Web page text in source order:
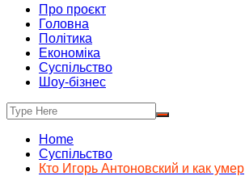
Про проєкт
Головна
Політика
Економіка
Суспільство
Шоу-бізнес
Home
Суспільство
Кто Игорь Антоновский и как умер